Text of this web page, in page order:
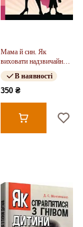
Мама й син. Як
виховати надзвичайного
чоловіка
В наявності
350 ₴